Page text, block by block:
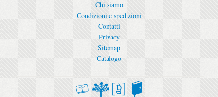
Chi siamo
Condizioni e spedizioni
Contatti
Privacy
Sitemap
Catalogo